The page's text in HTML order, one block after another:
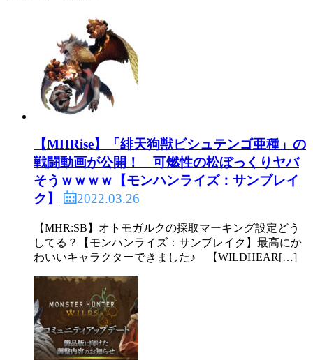
【MHRise】「緋天狗獣ビシュテンゴ亜種」の
戦闘動画が公開！ 可燃性の松ぼっくりヤバ
そうｗｗｗｗ【モンハンライズ：サンブレイ
ク】
2022.03.26
【MHR:SB】オトモガルクの採取マーキング設定どう
してる？【モンハンライズ：サンブレイク】最高にか
わいいキャラクターできました♪ 【WILDHEAR[…]